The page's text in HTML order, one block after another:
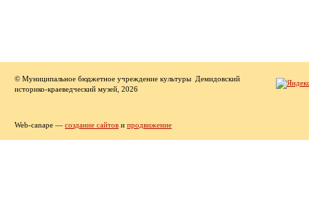
© Муниципальное бюджетное учреждение культуры Демидовский
историко-краеведческий музей, 2026
Web-canape — создание сайтов и продвижение